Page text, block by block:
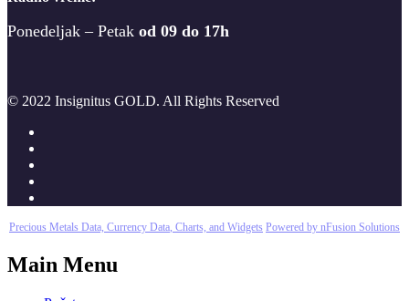
Ponedeljak – Petak od 09 do 17h
© 2022 Insignitus GOLD. All Rights Reserved
Precious Metals Data, Currency Data, Charts, and Widgets Powered by nFusion Solutions
Main Menu